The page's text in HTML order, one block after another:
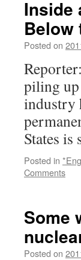
Inside
Below
Posted on
piling up
industry
States
Posted in
Comments
Some
Posted on